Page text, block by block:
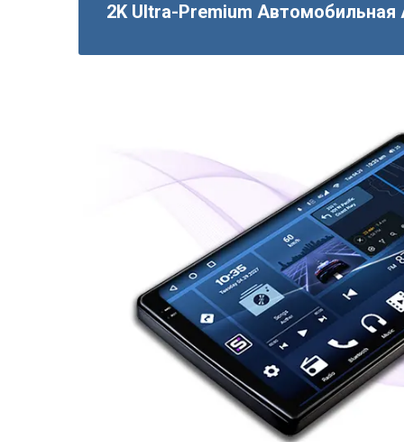
2K Ultra-Premium